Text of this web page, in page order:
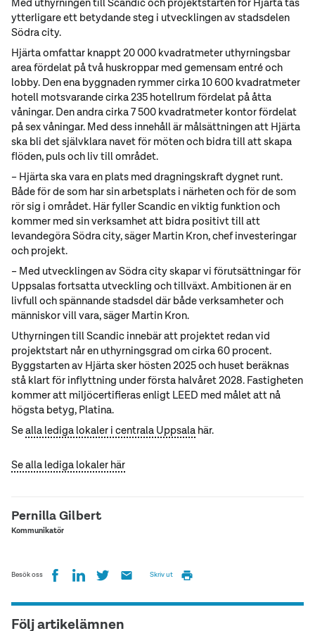
ytterligare ett betydande steg i utvecklingen av stadsdelen
Södra city.
Hjärta omfattar knappt 20 000 kvadratmeter uthyrningsbar
area fördelat på två huskroppar med gemensam entré och
lobby. Den ena byggnaden rymmer cirka 10 600 kvadratmeter
hotell motsvarande cirka 235 hotellrum fördelat på åtta
våningar. Den andra cirka 7 500 kvadratmeter kontor fördelat
på sex våningar. Med dess innehåll är målsättningen att Hjärta
ska bli det självklara navet för möten och bidra till att skapa
flöden, puls och liv till området.
– Hjärta ska vara en plats med dragningskraft dygnet runt.
Både för de som har sin arbetsplats i närheten och för de som
rör sig i området. Här fyller Scandic en viktig funktion och
kommer med sin verksamhet att bidra positivt till att
levandegöra Södra city, säger Martin Kron, chef investeringar
och projekt.
– Med utvecklingen av Södra city skapar vi förutsättningar för
Uppsalas fortsatta utveckling och tillväxt. Ambitionen är en
livfull och spännande stadsdel där både verksamheter och
människor vill vara, säger Martin Kron.
Uthyrningen till Scandic innebär att projektet redan vid
projektstart når en uthyrningsgrad om cirka 60 procent.
Byggstarten av Hjärta sker hösten 2025 och huset beräknas
stå klart för inflyttning under första halvåret 2028. Fastigheten
kommer att miljöcertifieras enligt LEED med målet att nå
högsta betyg, Platina.
Sealla lediga lokaler i centrala Uppsala här.
Se alla lediga lokaler här
Pernilla Gilbert
Kommunikatör
Besök oss Skriv ut
Följ artikelämnen